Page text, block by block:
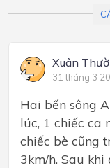
Xuân
31 tháng 3
Hai bến sông
lúc, 1 chiếc ca
chiếc bè cũng
3km/h. Sau khi